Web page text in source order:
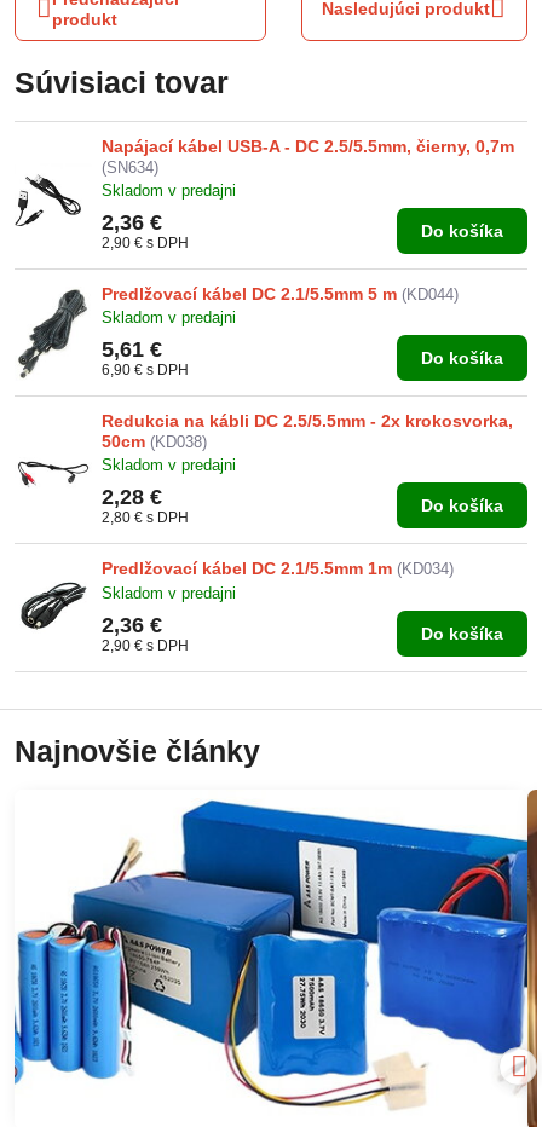
produkt
Nasledujúci produkt
Súvisiaci tovar
Napájací kábel USB-A - DC 2.5/5.5mm, čierny, 0,7m
(SN634)
Skladom v predajni
2,36 €
2,90 € s DPH
Do košíka
Predlžovací kábel DC 2.1/5.5mm 5 m (KD044)
Skladom v predajni
5,61 €
6,90 € s DPH
Do košíka
Redukcia na kábli DC 2.5/5.5mm - 2x krokosvorka,
50cm (KD038)
Skladom v predajni
2,28 €
2,80 € s DPH
Do košíka
Predlžovací kábel DC 2.1/5.5mm 1m (KD034)
Skladom v predajni
2,36 €
2,90 € s DPH
Do košíka
Najnovšie články